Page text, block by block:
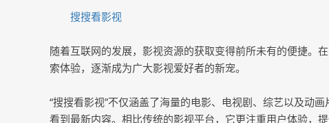
搜搜看影视
随着互联网的发展，影视资源的获取变得前所未有的便捷。
索体验，逐渐成为广大影视爱好者的新宠。
“搜搜看影视”不仅涵盖了海量的电影、电视剧、综艺以及动
看到最新内容。相比传统的影视平台，它更注重用户体验，